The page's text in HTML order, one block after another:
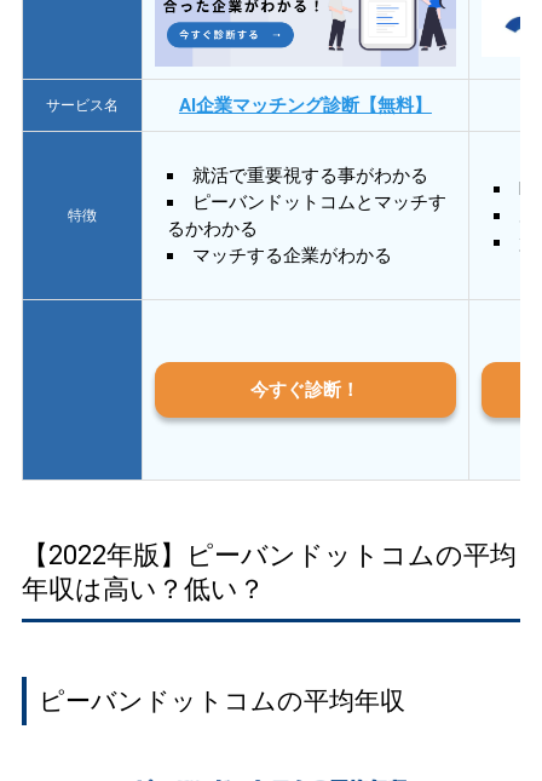
サービス名 AI企業マッチング診断【無料】
特徴
就活で重要視する事がわかる
ピーバンドットコムとマッチす
るかわかる
マッチする企業がわかる
質
今すぐ診断！
【2022年版】ピーバンドットコムの平均
年収は高い？低い？
ピーバンドットコムの平均年収